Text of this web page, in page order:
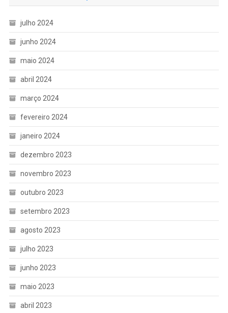
julho 2024
junho 2024
maio 2024
abril 2024
março 2024
fevereiro 2024
janeiro 2024
dezembro 2023
novembro 2023
outubro 2023
setembro 2023
agosto 2023
julho 2023
junho 2023
maio 2023
abril 2023